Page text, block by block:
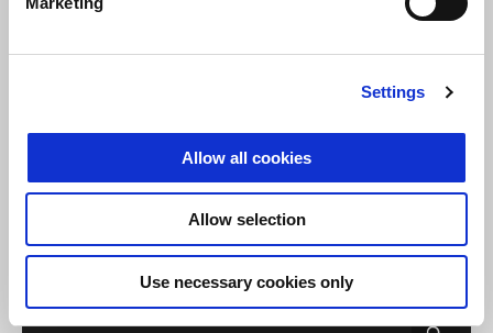
Settings
Allow all cookies
Allow selection
Use necessary cookies only